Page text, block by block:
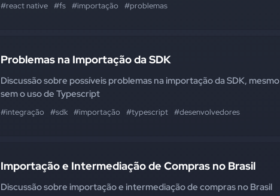
#react native #fs #importação #problemas
Problemas na Importação da SDK
Discussão sobre possíveis problemas na importação da SDK, mesmo
sem o uso de Typescript
#integração #sdk #importação #typescript #desenvolvedores
Importação e Intermediação de Compras no Brasil
Discussão sobre importação e intermediação de compras no Brasil